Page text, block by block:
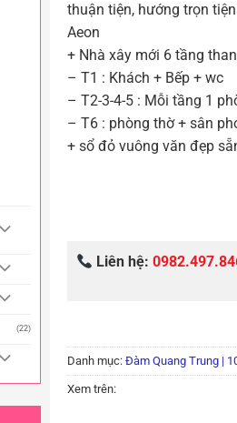
(22)
thuận tiện, hướng trọn
Aeon
+ Nhà xây mới 6 tầng
– T1 : Khách + Bếp + wc
– T2-3-4-5 : Mỗi tầng 1
– T6 : phòng thờ + sân
+ sổ đỏ vuông văn đẹp
Liên hệ:
Danh mục:Đàm Quang Trung |
Xem trên: